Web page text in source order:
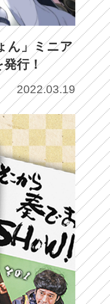
ん」ミニア
発行！
2022.03.19